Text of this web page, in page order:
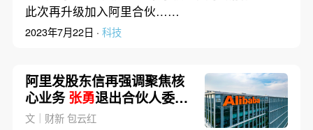
此次再升级加入阿里合伙……
2023年7月22日 · 科技
阿里发股东信再强调聚焦核
心业务张勇退出合伙人委员
会
文｜财新 包云红